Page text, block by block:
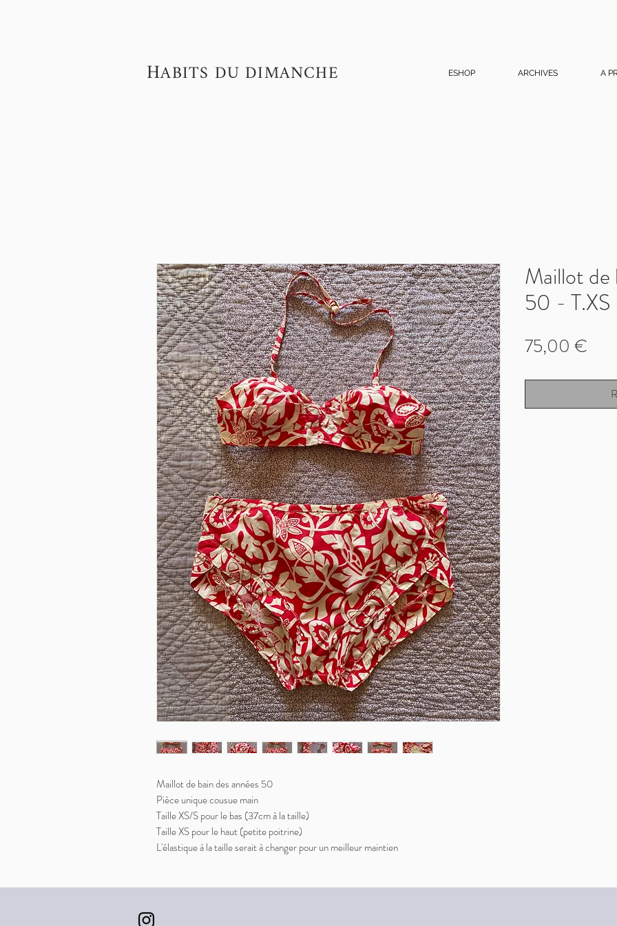
HABITS DU DIMANCHE ESHOP ARCHIVES A
Maillot de bain des années 50
Pièce unique cousue main
Taille XS/S pour le bas (37cm à la taille)
Taille XS pour le haut (petite poitrine)
L'élastique à la taille serait à changer pour un meilleur maintien
Maillot de
50 - T.XS
75,00 €